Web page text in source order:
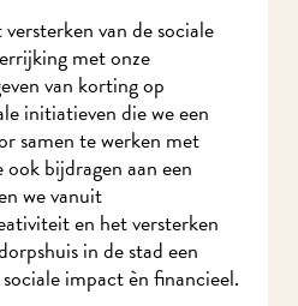
van de sociale
met onze
van korting op
initiatieven die we een
samen te werken met
bijdragen aan een
we vanuit
en het versterken
in de stad een
impact èn financieel.